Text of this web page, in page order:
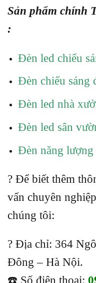
Sản phẩm chính
:
Đèn led chiếu
Đèn chiếu sáng
Đèn led nhà
Đèn led sân
Đèn năng lượng
? Để biết thêm
vấn chuyên
chúng tôi:
? Địa chỉ: 364
Đông – Hà Nội.
☎️ Số điện thoại: